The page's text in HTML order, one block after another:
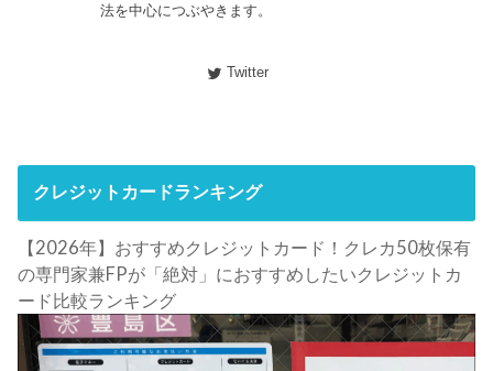
法を中心につぶやきます。
Twitter
クレジットカードランキング
【2026年】おすすめクレジットカード！クレカ50枚保有
の専門家兼FPが「絶対」におすすめしたいクレジットカ
ード比較ランキング